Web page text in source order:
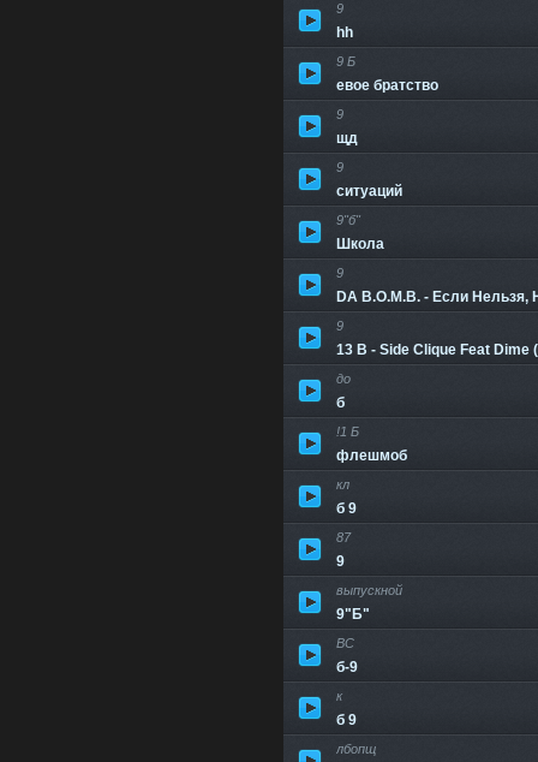
9
hh
9 Б
евое братство
9
щд
9
ситуаций
9"б"
Школа
9
DA B.O.M.B. - Если Нельзя,
9
13 B - Side Clique Feat Dime
до
б
!1 Б
флешмоб
кл
б 9
87
9
выпускной
9"Б"
ВС
б-9
к
б 9
лбопщ